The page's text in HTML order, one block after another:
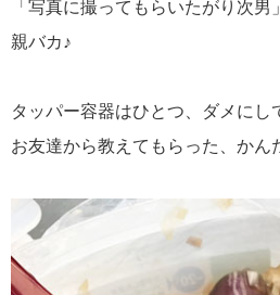
「写真に撮ってもらいたがり次
親バカ♪
タッパー容器はひとつ、ダメにし
お友達から教えてもらった、かん